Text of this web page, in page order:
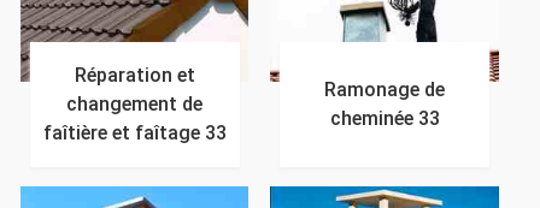
Réparation et
changement de
faîtière et faîtage 33
Ramonage de
cheminée 33